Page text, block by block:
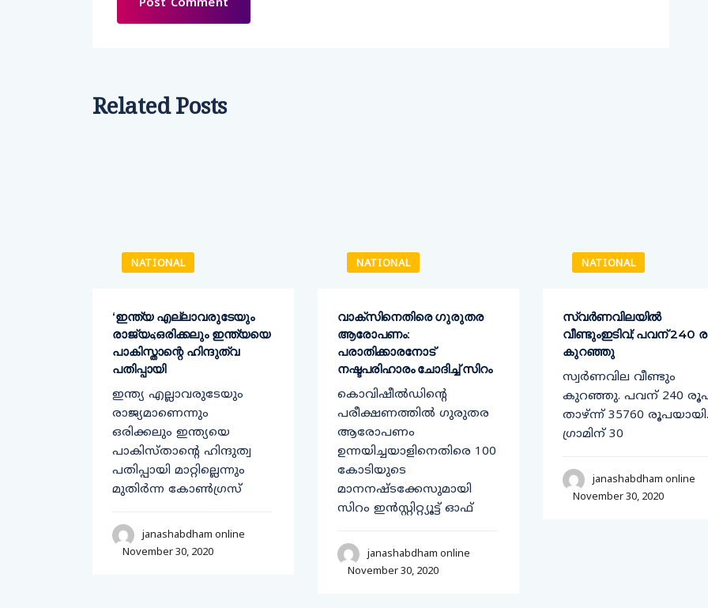
Related Posts
NATIONAL
‘ഇന്ത്യ എല്ലാവരുടേയും
രാജ്യം;ഒരിക്കലും ഇന്ത്യയെ
പാകിസ്താന്റെ ഹിന്ദുത്വ
പതിപ്പായി
ഇന്ത്യ എല്ലാവരുടേയും
രാജ്യമാണെന്നും
ഒരിക്കലും ഇന്ത്യയെ
പാകിസ്താന്റെ ഹിന്ദുത്വ
പതിപ്പായി മാറ്റില്ലെന്നും
മുതിര്‍ന്ന കോണ്‍ഗ്രസ്
janashabdham online
November 30, 2020
NATIONAL
വാക്‌സിനെതിരെ ഗുരുതര
ആരോപണം:
പരാതിക്കാരനോട്
നഷ്ടപരിഹാരം ചോദിച്ച് സിറം
കൊവിഷീല്‍ഡിന്റെ
പരീക്ഷണത്തില്‍ ഗുരുതര
ആരോപണം
ഉന്നയിച്ചയാളിനെതിരെ 100
കോടിയുടെ
മാനനഷ്ടക്കേസുമായി
സിറം ഇന്‍സ്റ്റിറ്റ്യൂട്ട് ഓഫ്
janashabdham online
November 30, 2020
NATIONAL
സ്വർണവിലയിൽ
വീണ്ടുംഇടിവ്; പവന് 240
കുറഞ്ഞു
സ്വർണവില വീണ്ടും
കുറഞ്ഞു. പവന് 240
താഴ്ന്ന് 35760 രൂപയായി.
ഗ്രാമിന് 30
janashabdham online
November 30, 2020